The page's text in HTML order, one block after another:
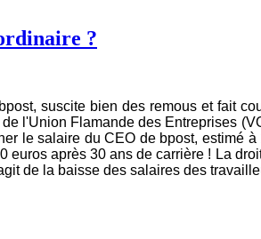
?
suscite bien des remous et fait
l'Union Flamande des Entreprises
le salaire du CEO de bpost, estimé
euros après 30 ans de carrière ! La
de la baisse des salaires des